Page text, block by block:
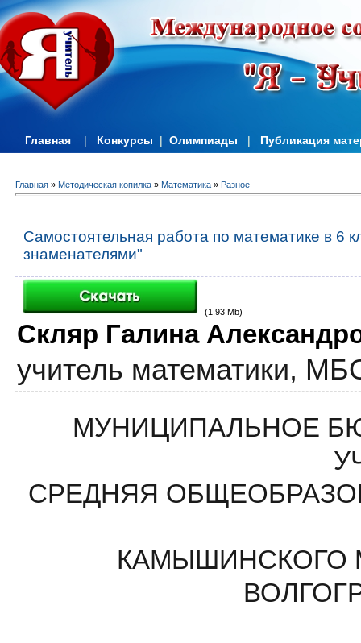
Главная | Конкурсы | Олимпиады | Публикация
Главная » Методическая копилка » Математика » Разное
Самостоятельная работа по математике в 6
знаменателями"
(1.93 Mb)
Скляр Галина
учитель математики,
МУНИЦИПАЛЬНОЕ
СРЕДНЯЯ
КАМЫШИНСКОГО